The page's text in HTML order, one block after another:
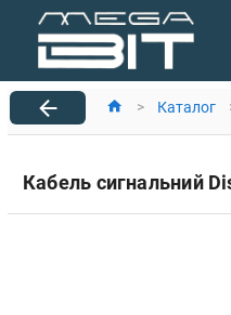
> Каталог
Кабель сигнальний